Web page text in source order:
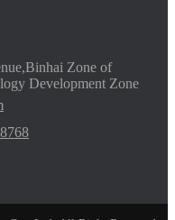
Zone of
Development Zone